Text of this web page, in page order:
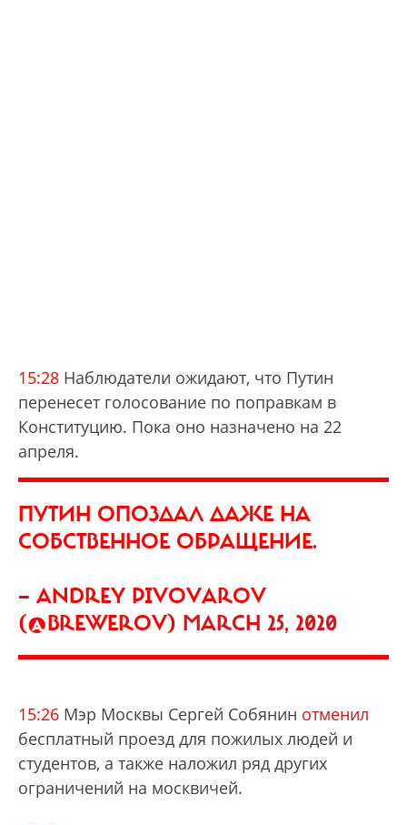
15:28 Наблюдатели ожидают, что Путин
перенесет голосование по поправкам в
Конституцию. Пока оно назначено на 22
апреля.
ПУТИН ОПОЗДАЛ ДАЖЕ НА
СОБСТВЕННОЕ ОБРАЩЕНИЕ.
— ANDREY PIVOVAROV
(@BREWEROV) MARCH 25, 2020
15:26 Мэр Москвы Сергей Собянин отменил
бесплатный проезд для пожилых людей и
студентов, а также наложил ряд других
ограничений на москвичей.